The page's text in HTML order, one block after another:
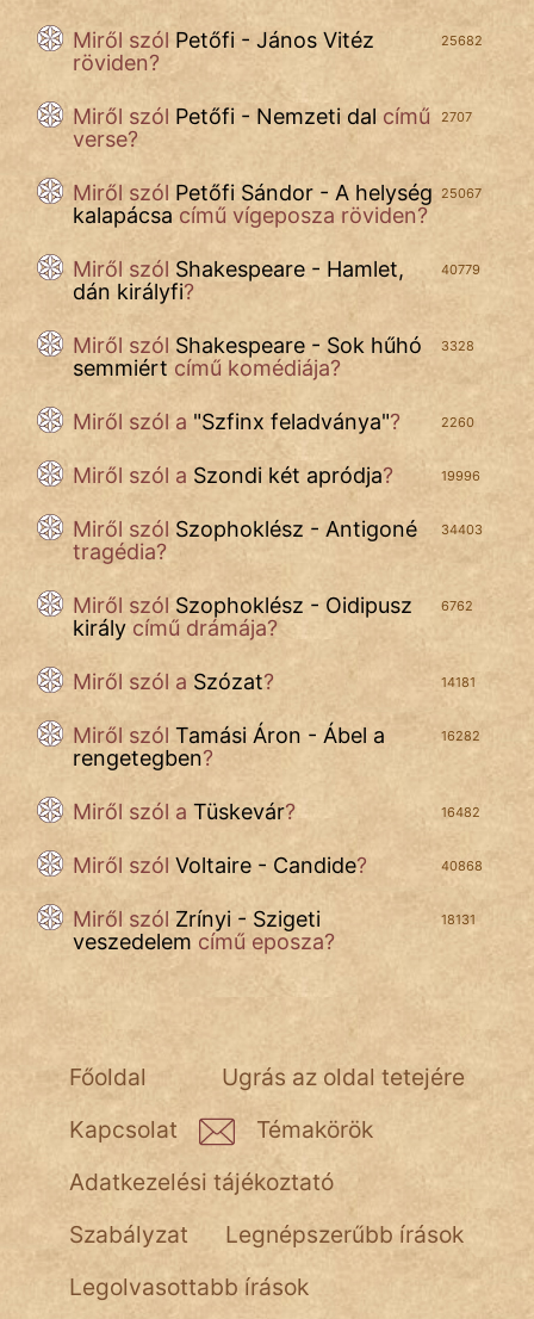
25682
Miről szól Petőfi - János Vitéz
röviden?
2707
Miről szól Petőfi - Nemzeti dal című
verse?
25067
Miről szól Petőfi Sándor - A helység
kalapácsa című vígeposza röviden?
40779
Miről szól Shakespeare - Hamlet,
dán királyfi?
3328
Miről szól Shakespeare - Sok hűhó
semmiért című komédiája?
2260
Miről szól a "Szfinx feladványa"?
19996
Miről szól a Szondi két apródja?
34403
Miről szól Szophoklész - Antigoné
tragédia?
6762
Miről szól Szophoklész - Oidipusz
király című drámája?
14181
Miről szól a Szózat?
16282
Miről szól Tamási Áron - Ábel a
rengetegben?
16482
Miről szól a Tüskevár?
40868
Miről szól Voltaire - Candide?
18131
Miről szól Zrínyi - Szigeti
veszedelem című eposza?
Ugrás az oldal tetejére
Főoldal
Kapcsolat
Témakörök
Adatkezelési tájékoztató
Szabályzat
Legnépszerűbb írások
Legolvasottabb írások